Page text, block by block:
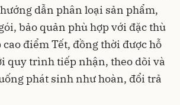
dẫn phân loại sản phẩm,
bảo quản phù hợp với đặc thù
điểm Tết, đồng thời được hỗ
quy trình tiếp nhận, theo dõi và
phát sinh như hoàn, đổi trả